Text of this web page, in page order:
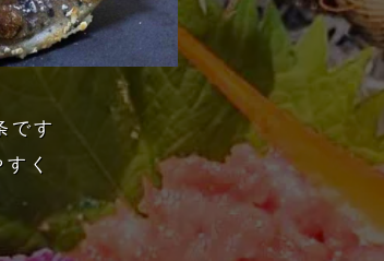
です
く